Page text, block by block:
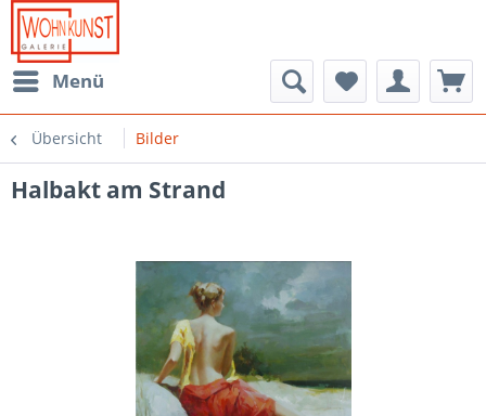
Menü
Übersicht Bilder
Halbakt am Strand